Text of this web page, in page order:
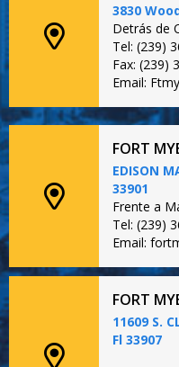
3830
Detrás de
Tel: (239)
Fax: (239)
Email:
FORT
EDISON
33901
Frente a
Tel: (239)
Email:
FORT
11609 S.
Fl 33907